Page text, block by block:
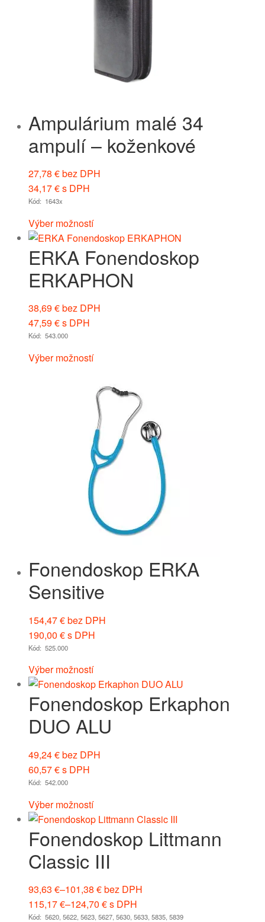
Ampulárium malé 34
ampulí – koženkové
27,78 €bez DPH
34,17€s DPH
Kód: 1643x
Výber možností
ERKA Fonendoskop
ERKAPHON
38,69€bez DPH
47,59€s DPH
Kód: 543.000
Výber možností
Fonendoskop ERKA
Sensitive
154,47€bez DPH
190,00 €s DPH
Kód: 525.000
Výber možností
Fonendoskop Erkaphon
DUO ALU
49,24€bez DPH
60,57€s DPH
Kód: 542.000
Výber možností
Fonendoskop Littmann
Classic III
93,63 €–101,38 €bez DPH
115,17€–124,70 €s DPH
Kód: 5620, 5622, 5623, 5627, 5630, 5633, 5835, 5839